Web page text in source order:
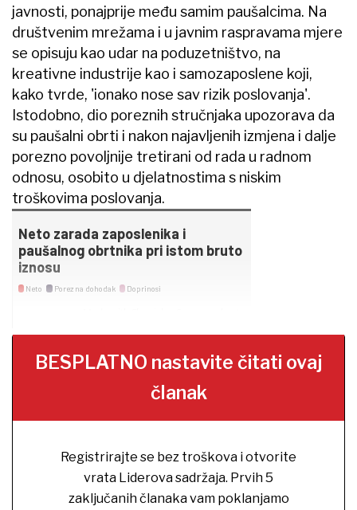
javnosti, ponajprije među samim paušalcima. Na
društvenim mrežama i u javnim raspravama mjere
se opisuju kao udar na poduzetništvo, na
kreativne industrije kao i samozaposlene koji,
kako tvrde, 'ionako nose sav rizik poslovanja'.
Istodobno, dio poreznih stručnjaka upozorava da
su paušalni obrti i nakon najavljenih izmjena i dalje
porezno povoljnije tretirani od rada u radnom
odnosu, osobito u djelatnostima s niskim
troškovima poslovanja.
BESPLATNO nastavite čitati ovaj
članak
Registrirajte se bez troškova i otvorite
vrata Liderova sadržaja. Prvih 5
zaključanih članaka vam poklanjamo